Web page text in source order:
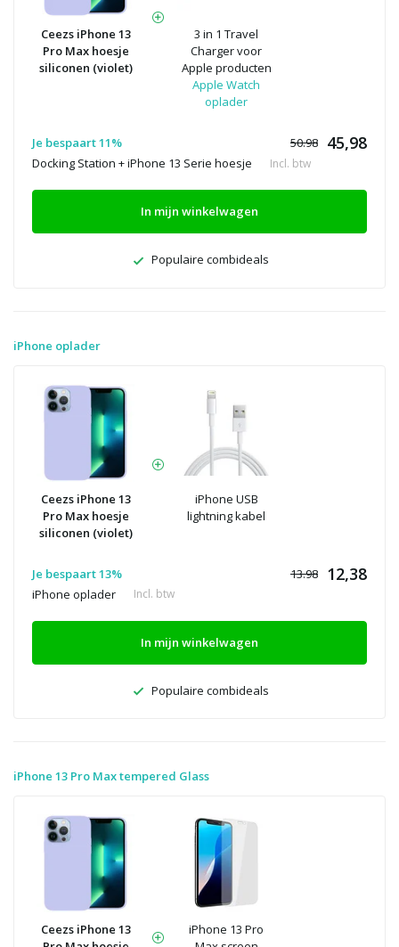
Ceezs iPhone 13
Pro Max hoesje
siliconen (violet)
3 in 1 Travel
Charger voor
Apple producten
Apple Watch
oplader
Je bespaart 11% 50.98 45,98
Docking Station + iPhone 13 Serie hoesje Incl. btw
In mijn winkelwagen
Populaire combideals
iPhone oplader
Ceezs iPhone 13
Pro Max hoesje
siliconen (violet)
iPhone USB
lightning kabel
Je bespaart 13% 13.98 12,38
iPhone oplader Incl. btw
In mijn winkelwagen
Populaire combideals
iPhone 13 Pro Max tempered Glass
Ceezs iPhone 13
iPhone 13 Pro